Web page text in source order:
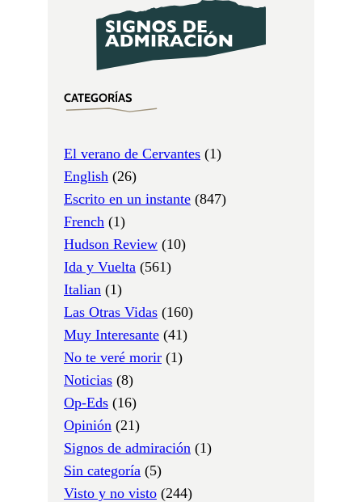
CATEGORÍAS
El verano de Cervantes (1)
English (26)
Escrito en un instante (847)
French (1)
Hudson Review (10)
Ida y Vuelta (561)
Italian (1)
Las Otras Vidas (160)
Muy Interesante (41)
No te veré morir (1)
Noticias (8)
Op-Eds (16)
Opinión (21)
Signos de admiración (1)
Sin categoría (5)
Visto y no visto (244)